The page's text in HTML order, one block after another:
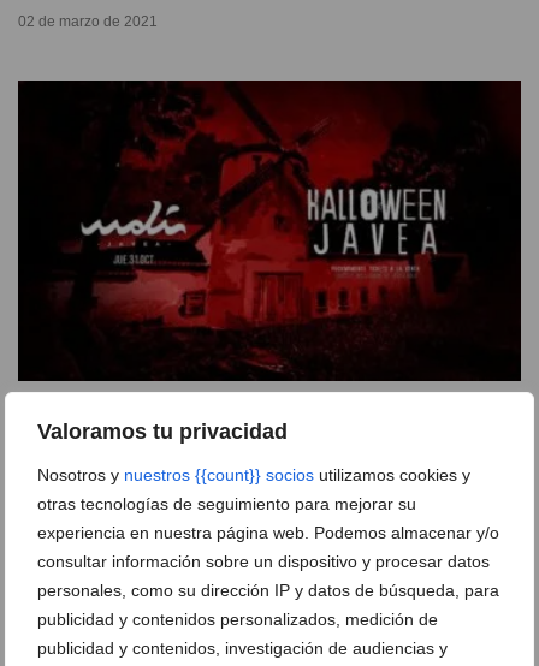
Valoramos tu privacidad
Nosotros y nuestros {{count}} socios utilizamos cookies y
otras tecnologías de seguimiento para mejorar su
experiencia en nuestra página web. Podemos almacenar y/o
consultar información sobre un dispositivo y procesar datos
personales, como su dirección IP y datos de búsqueda, para
publicidad y contenidos personalizados, medición de
publicidad y contenidos, investigación de audiencias y
02 de marzo de 2021
Molí Javea
17 de octubre de 2019